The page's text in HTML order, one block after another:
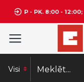
P - PK. 8:00 -
Visi